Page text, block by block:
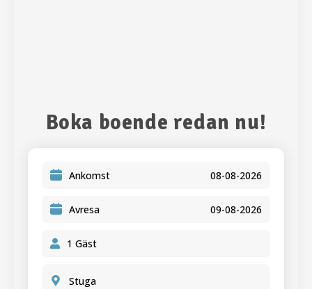
Boka boende redan nu!
Ankomst
Avresa
Stuga